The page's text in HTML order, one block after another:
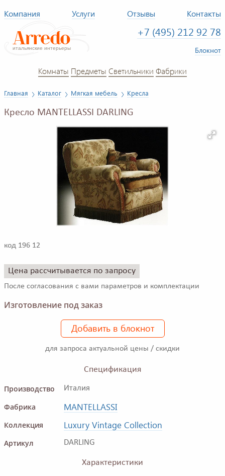
Компания Услуги Отзывы Контакты
+7 (495) 212 92 78
Блокнот
Комнаты Предметы Светильники Фабрики
Главная Каталог Мягкая мебель Кресла
Кресло MANTELLASSI DARLING
код 196 12
Цена рассчитывается по запросу
После согласования с вами параметров и комплектации
Изготовление под заказ
Добавить в блокнот
для запроса актуальной цены / скидки
Спецификация
Производство
Италия
Фабрика MANTELLASSI
Коллекция Luxury Vintage Collection
Артикул DARLING
Характеристики